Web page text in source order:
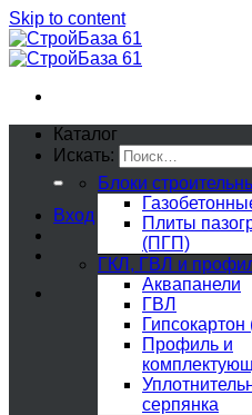
Skip to content
Искать:
Вход
Каталог
Блоки
Плиты
(ПГП)
ГКЛ, ГВЛ и
Аквапанели
ГВЛ
Профиль и
серпянка